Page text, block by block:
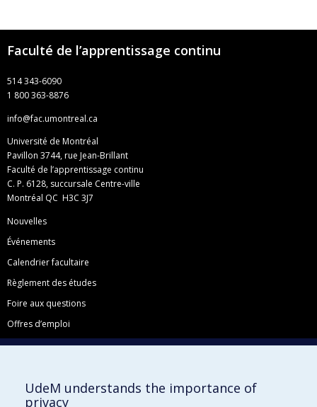
Faculté de l’apprentissage continu
514 343-6090
1 800 363-8876
info@fac.umontreal.ca
Université de Montréal
Pavillon 3744, rue Jean-Brillant
Faculté de l’apprentissage continu
C. P. 6128, succursale Centre-ville
Montréal QC H3C 3J7
Nouvelles
Événements
Calendrier facultaire
Règlement des études
Foire aux questions
Offres d’emploi
Facebook
LinkedInUdeM understands the importance of
privacy